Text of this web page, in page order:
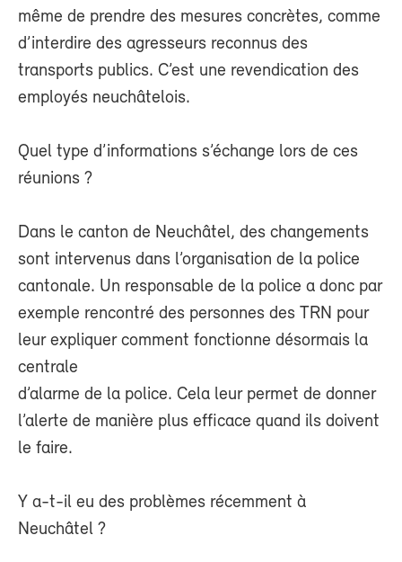
même de prendre des mesures concrètes, comme
d’interdire des agresseurs reconnus des
transports publics. C’est une revendication des
employés neuchâtelois.
Quel type d’informations s’échange lors de ces
réunions ?
Dans le canton de Neuchâtel, des changements
sont intervenus dans l’organisation de la police
cantonale. Un responsable de la police a donc par
exemple rencontré des personnes des TRN pour
leur expliquer comment fonctionne désormais la
centrale
d’alarme de la police. Cela leur permet de donner
l’alerte de manière plus efficace quand ils doivent
le faire.
Y a-t-il eu des problèmes récemment à
Neuchâtel ?